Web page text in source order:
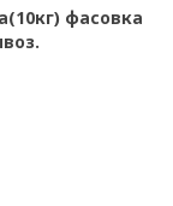
фасовка